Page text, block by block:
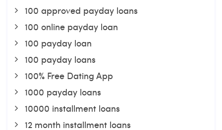
100 approved payday loans
100 online payday loan
100 payday loan
100 payday loans
100% Free Dating App
1000 payday loans
10000 installment loans
12 month installment loans